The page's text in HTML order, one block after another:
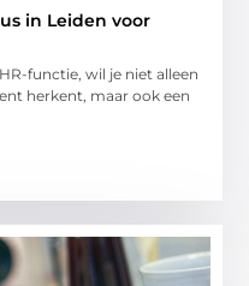
in Leiden voor
functie, wil je niet alleen
herkent, maar ook een